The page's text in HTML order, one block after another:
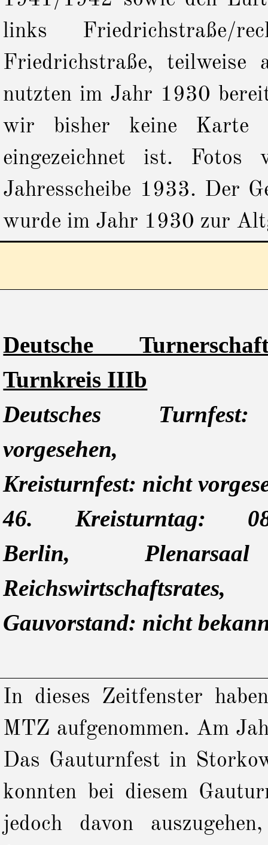
links Friedrichstraße/
Friedrichstraße, teilweise
nutzten im Jahr 1930
wir bisher keine Karte
eingezeichnet ist.
Jahresscheibe 1933. Der
wurde im Jahr 1930 zur
Deutsche
Turnkreis IIIb
Deutsches
vorgesehen,
Kreisturnfest: nicht
46. Kreisturntag:
Berlin,
Reichswirtschaftsrates,
Gauvorstand: nicht
In dieses Zeitfenster
MTZ aufgenommen. Am
Das Gauturnfest in
konnten bei diesem
jedoch davon